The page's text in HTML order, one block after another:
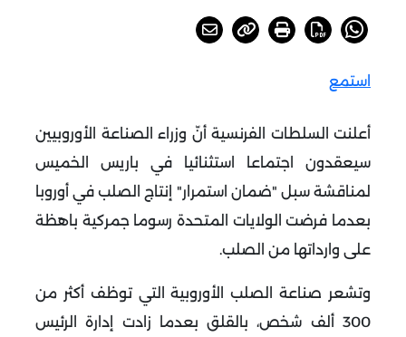
استمع
أعلنت السلطات الفرنسية أنّ وزراء الصناعة الأوروبيين
سيعقدون اجتماعا استثنائيا في باريس الخميس
لمناقشة سبل "ضمان استمرار" إنتاج الصلب في أوروبا
بعدما فرضت الولايات المتحدة رسوما جمركية باهظة
على وارداتها من الصلب.
وتشعر صناعة الصلب الأوروبية التي توظف أكثر من
300 ألف شخص، بالقلق بعدما زادت إدارة الرئيس